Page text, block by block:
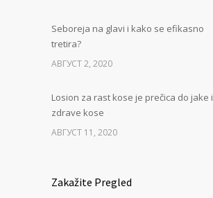
Seboreja na glavi i kako se efikasno
tretira?
АВГУСТ 2, 2020
Losion za rast kose je prečica do jake i
zdrave kose
АВГУСТ 11, 2020
Zakažite Pregled